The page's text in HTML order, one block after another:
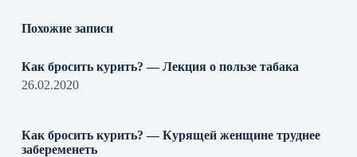
Похожие записи
Как бросить курить? — Лекция о пользе табака
26.02.2020
Как бросить курить? — Курящей женщине труднее
забеременеть